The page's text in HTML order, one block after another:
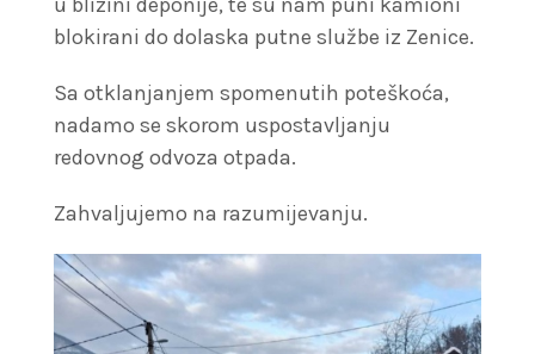
blokirani do dolaska putne službe iz Zenice.
Sa otklanjanjem spomenutih poteškoća,
nadamo se skorom uspostavljanju
redovnog odvoza otpada.
Zahvaljujemo na razumijevanju.